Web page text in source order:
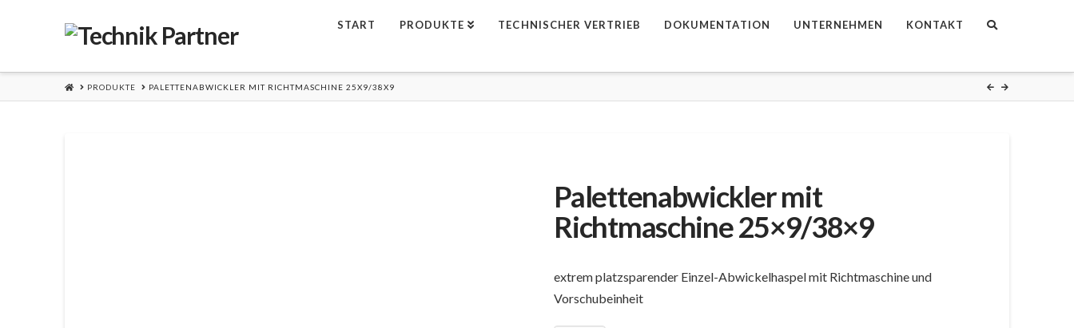
START PRODUKTE TECHNISCHER VERTRIEB DOKUMENTATION UNTERNEHMEN KONTAKT
HOMEPRODUKTE PALETTENABWICKLER MIT RICHTMASCHINE 25X9/38X9
Palettenabwickler mit
Richtmaschine 25×9/38×9
extrem platzsparender Einzel-Abwickelhaspel mit Richtmaschine und
Vorschubeinheit